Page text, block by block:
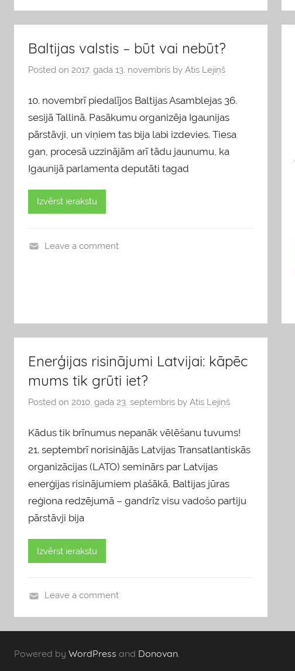
g
s
Baltijas valstis – būt vai nebūt?
Posted on 2017. gada 13. novembris by Atis Lejiņš
10. novembrī piedalījos Baltijas Asamblejas 36.
sesijā Tallinā. Pasākumu organizēja Igaunijas
pārstāvji, un viņiem tas bija labi izdevies. Tiesa
gan, procesā uzzinājām arī tādu jaunumu, ka
Igaunijā parlamenta deputāti tagad
Izvērst ierakstu
s
Leave a comment
Enerģijas risinājumi Latvijai: kāpēc
mums tik grūti iet?
Posted on 2010. gada 23. septembris by Atis Lejiņš
Kādus tik brīnumus nepanāk vēlēšanu tuvums!
21. septembrī norisinājās Latvijas Transatlantiskās
organizācijas (LATO) seminārs par Latvijas
enerģijas risinājumiem plašākā, Baltijas jūras
reģiona redzējumā – gandrīz visu vadošo partiju
pārstāvji bija
Izvērst ierakstu
d
Leave a comment
Powered by WordPress and Donovan.